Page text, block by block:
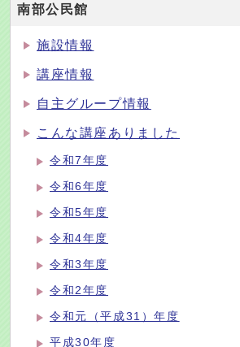
南部公民館
施設情報
講座情報
自主グループ情報
こんな講座ありました
令和7年度
令和6年度
令和5年度
令和4年度
令和3年度
令和2年度
令和元（平成31）年度
平成30年度